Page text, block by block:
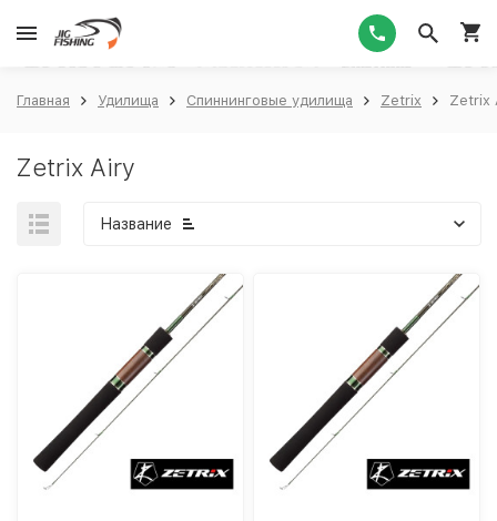
Главная Удилища Спиннинговые удилища Zetrix Zetrix
Zetrix Airy
Название